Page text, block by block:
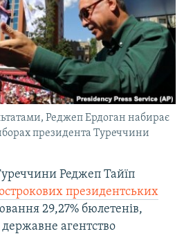
Реджеп Ердоган набирає
президента Туреччини
Реджеп Тайїп
президентських
29,27% бюлетенів,
агентство